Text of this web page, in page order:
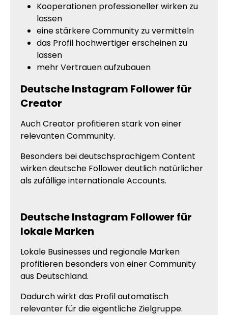
Kooperationen professioneller wirken zu
lassen
eine stärkere Community zu vermitteln
das Profil hochwertiger erscheinen zu
lassen
mehr Vertrauen aufzubauen
Deutsche Instagram Follower für
Creator
Auch Creator profitieren stark von einer
relevanten Community.
Besonders bei deutschsprachigem Content
wirken deutsche Follower deutlich natürlicher
als zufällige internationale Accounts.
Deutsche Instagram Follower für
lokale Marken
Lokale Businesses und regionale Marken
profitieren besonders von einer Community
aus Deutschland.
Dadurch wirkt das Profil automatisch
relevanter für die eigentliche Zielgruppe.